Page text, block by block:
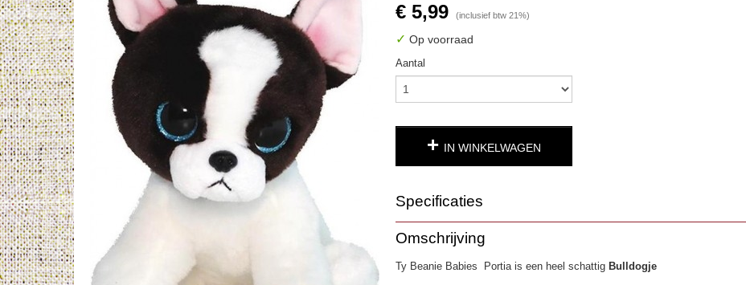
€ 5,99 (inclusief btw 21%)
✓ Op voorraad
Aantal
IN WINKELWAGEN
Specificaties
Productcode
EAN code
Omschrijving
Ty Beanie Babies Portia is een heel schattig Bulldogje